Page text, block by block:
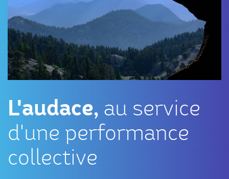
L'audace, au service
d'une performance
collective